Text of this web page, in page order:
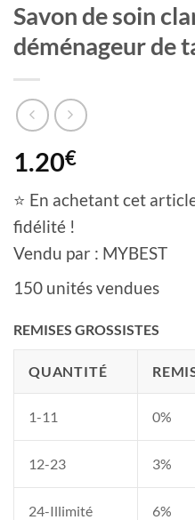
Savon de soin
déménageur de
1.20€
⭐ En achetant cet
fidélité !
Vendu par : MYBEST
150 unités vendues
REMISES GROSSISTES
QUANTITÉ
1-11 0%
12-23 3%
24-Illimité 6%